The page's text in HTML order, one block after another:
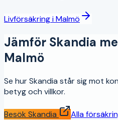
LivförsäkringiMalmö
Jämför Skandia
Malmö
Se hurSkandia står sig mot
betyg och villkor.
Besök Skandia Alla